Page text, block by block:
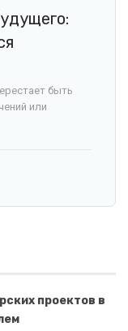
быть
или
проектов в